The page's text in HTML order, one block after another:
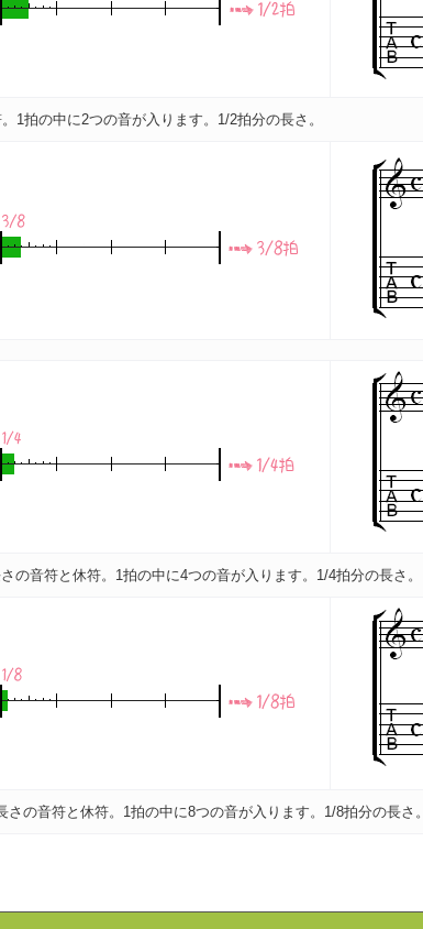
1拍の中に2つの音が入ります。1/2拍分の長さ。
の音符と休符。1拍の中に4つの音が入ります。1/4拍分の長さ。
の音符と休符。1拍の中に8つの音が入ります。1/8拍分の長さ。